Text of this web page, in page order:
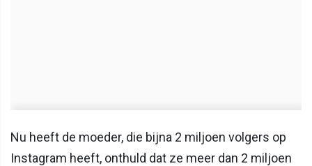
Nu heeft de moeder, die bijna 2 miljoen volgers op
Instagram heeft, onthuld dat ze meer dan 2 miljoen